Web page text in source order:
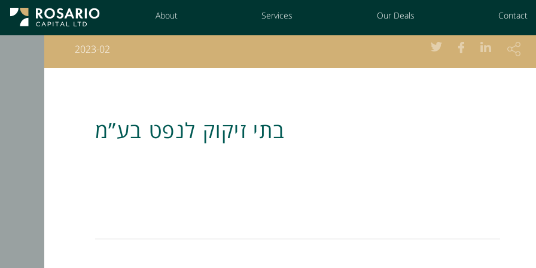
Skip
Content
About Services Our Deals Contact
2023-02
בתי זיקוק לנפט בע”מ